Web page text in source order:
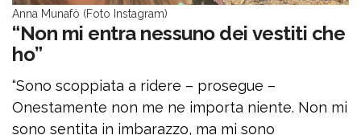
Anna Munafò (Foto Instagram)
“Non mi entra nessuno dei vestiti che
ho”
“Sono scoppiata a ridere – prosegue –
Onestamente non me ne importa niente. Non mi
sono sentita in imbarazzo, ma mi sono